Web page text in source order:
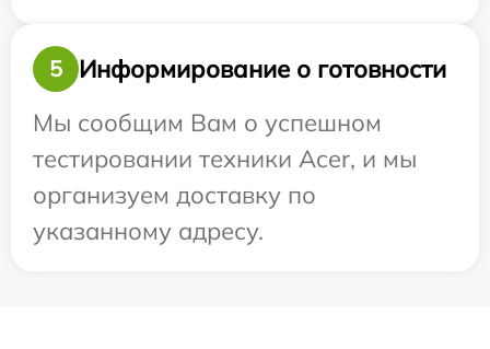
5
Информирование о готовности
Мы сообщим Вам о успешном
тестировании техники Acer, и мы
организуем доставку по
указанному адресу.